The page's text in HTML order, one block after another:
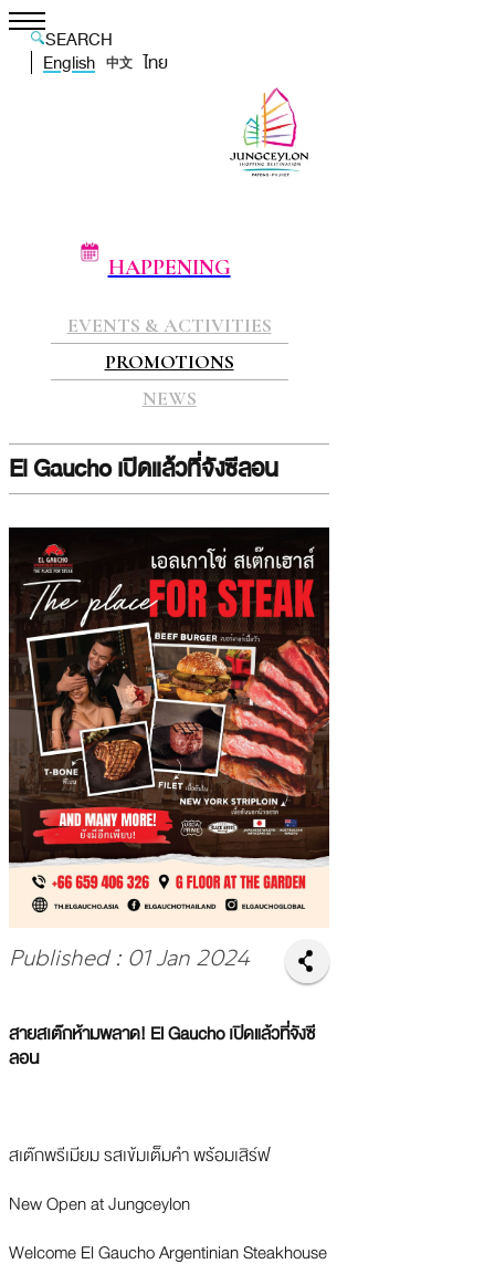
SEARCH
English
中文 ไทย
HAPPENING
EVENTS & ACTIVITIES
PROMOTIONS
NEWS
El Gaucho เปิดแล้วที่จังซีลอน
Published : 01 Jan 2024
สายสเต๊กห้ามพลาด! El Gaucho เปิดแล้วที่จังซี
ลอน
สเต๊กพรีเมียม รสเข้มเต็มคำ พร้อมเสิร์ฟ
New Open at Jungceylon
Welcome El Gaucho Argentinian Steakhouse